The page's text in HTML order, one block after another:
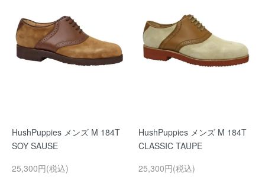
HushPuppies メンズ M 184T
SOY SAUSE
25,300円(税込)
HushPuppies メンズ M 184T
CLASSIC TAUPE
25,300円(税込)